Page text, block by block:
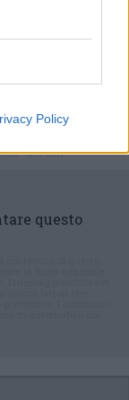
Policy
questo